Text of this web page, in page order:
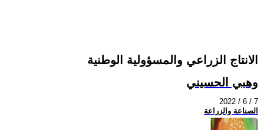
الانتاج الزراعي والمسؤولية الوطنية
وهبي الحسيني
2022 / 6 / 7
الصناعة والزراعة